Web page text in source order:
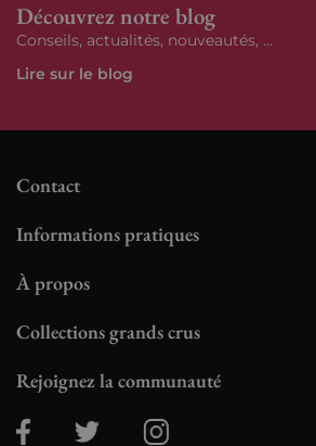
Découvrez notre blog
Conseils, actualités, nouveautés, ...
Lire sur le blog
Contact
Informations pratiques
À propos
Collections grands crus
Rejoignez la communauté